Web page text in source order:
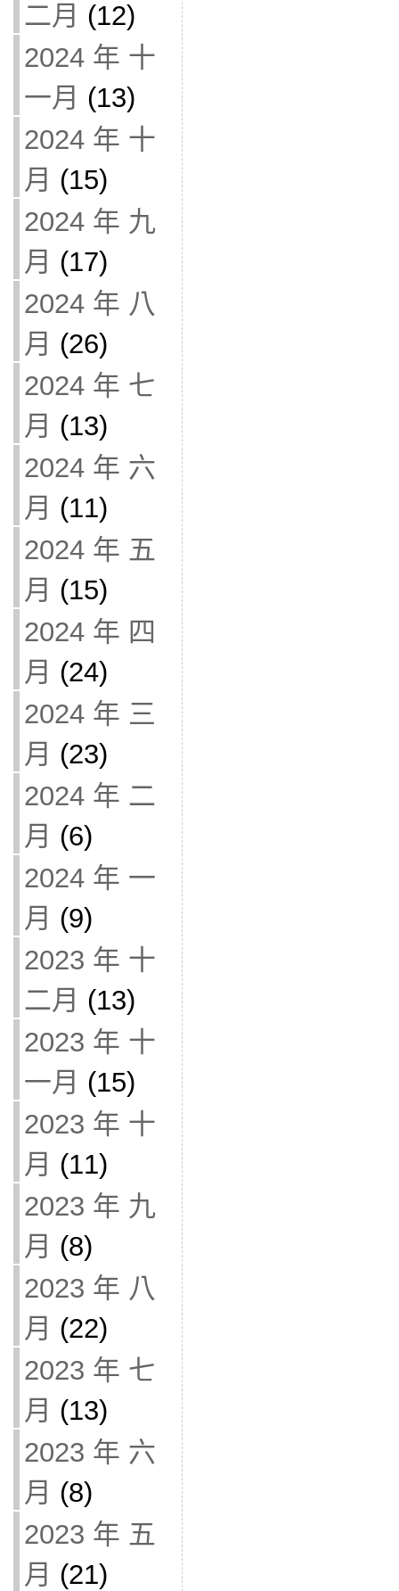
二月 (12)
2024 年 十
一月 (13)
2024 年 十
月 (15)
2024 年 九
月 (17)
2024 年 八
月 (26)
2024 年 七
月 (13)
2024 年 六
月 (11)
2024 年 五
月 (15)
2024 年 四
月 (24)
2024 年 三
月 (23)
2024 年 二
月 (6)
2024 年 一
月 (9)
2023 年 十
二月 (13)
2023 年 十
一月 (15)
2023 年 十
月 (11)
2023 年 九
月 (8)
2023 年 八
月 (22)
2023 年 七
月 (13)
2023 年 六
月 (8)
2023 年 五
月 (21)